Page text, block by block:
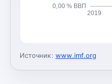
0,00 % ВВП
2019
Источник: www.imf.org